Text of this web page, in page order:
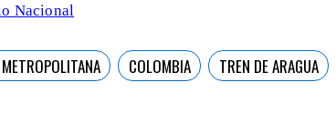
Nacional
COLOMBIA TREN DE ARAGUA